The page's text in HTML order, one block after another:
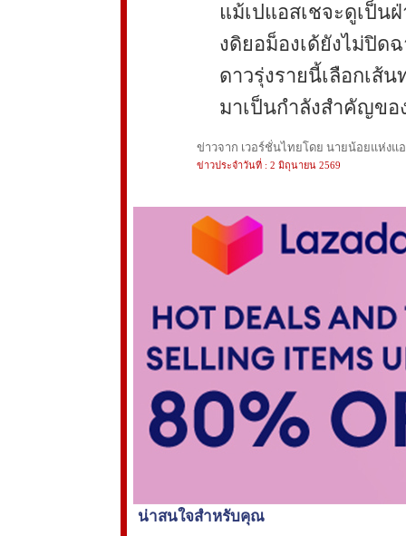
แม้เปแอสเชจะดูเป็น
งดิยอม็องเด้ยังไม่ปิด
ดาวรุ่งรายนี้เลือกเส้
มาเป็นกำลังสำคัญข
ข่าวจาก เวอร์ชั่นไทยโดย นายน้อยแห่งแ
ข่าวประจำวันที่ : 2 มิถุนายน 2569